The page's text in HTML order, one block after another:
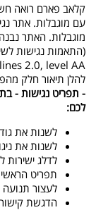
קלאב פארם רואה
עם מוגבלות. אתר
מוגבלות. האתר
2.0, level AA.?
להלן תיאור חלק
- תפריט נגישות -
לכם:
לשנות את
לשנות את
לדלג ישירות
תפריט
לעצור
הדגשת